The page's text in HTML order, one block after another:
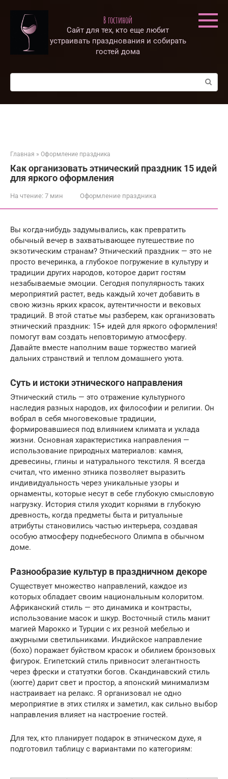
контенту
В гостиной
Сайт для тех, кто еще любит
устраивать празднования и собирать
гостей дома
Поиск:
Главная » Оформление праздника
Как организовать этнический праздник 15 идей
для яркого оформления
На чтение: 7 мин Оформление праздника
Вы когда-нибудь задумывались, как превратить
обычный вечер в захватывающее путешествие по
экзотическим странам? Этнический праздник — это не
просто вечеринка, а глубокое погружение в культуру и
традиции других народов, которое дарит гостям
незабываемые эмоции. Сегодня популярность таких
мероприятий растет, ведь каждый хочет добавить в
свою жизнь ярких красок, аутентичности и вековых
традиций. В этой статье мы разберем, как организовать
этнический праздник: 15+ идей для яркого оформления!
помогут вам создать неповторимую атмосферу.
Давайте вместе наполним ваше торжество магией
дальних странствий и теплом домашнего уюта.
Суть и истоки этнического направления
Этнический стиль — это отражение культурного
наследия разных народов, их философии и религии. Он
вобрал в себя многовековые традиции,
формировавшиеся под влиянием климата и уклада
жизни. Основная характеристика направления —
использование природных материалов: камня,
древесины, глины и натурального текстиля. Я всегда
считал, что именно этника позволяет выразить
индивидуальность через уникальные узоры и
орнаменты, которые несут в себе глубокую смысловую
нагрузку. История стиля уходит корнями в глубокую
древность, когда предметы быта и ритуальные
атрибуты становились частью интерьера, создавая
особую атмосферу поднебесного Олимпа в обычном
доме.
Разнообразие культур в праздничном декоре
Существует множество направлений, каждое из
которых обладает своим национальным колоритом.
Африканский стиль — это динамика и контрасты,
использование масок и шкур. Восточный стиль манит
магией Марокко и Турции с их резной мебелью и
ажурными светильниками. Индийское направление
(бохо) поражает буйством красок и обилием бронзовых
фигурок. Египетский стиль привносит элегантность
через фрески и статуэтки богов. Скандинавский стиль
(хюгге) дарит свет и простор, а японский минимализм
настраивает на релакс. Я организовал не одно
мероприятие в этих стилях и заметил, как сильно выбор
направления влияет на настроение гостей.
Для тех, кто планирует подарок в этническом духе, я
подготовил таблицу с вариантами по категориям: